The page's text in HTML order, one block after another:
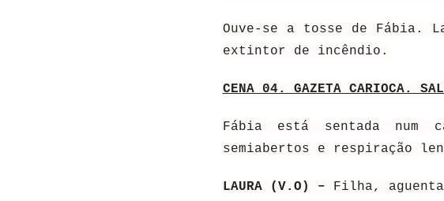
Ouve-se a tosse de Fábia.
extintor de incêndio.
CENA 04. GAZETA CARIOCA.
Fábia está sentada num
semiabertos e respiração
LAURA (V.O) – Filha,